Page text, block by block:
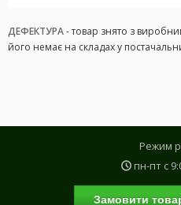
ДЕФЕКТУРА- товар знято з
його немає на складах у
Режим
пн-пт с
Замовити